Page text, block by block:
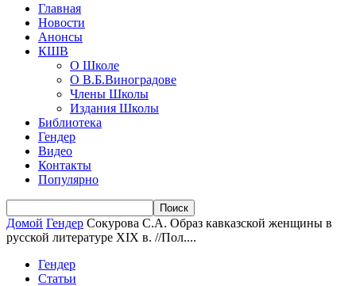
Главная
Новости
Анонсы
КШВ
О Школе
О В.Б.Виноградове
Члены Школы
Издания Школы
Библиотека
Гендер
Видео
Контакты
Популярно
Домой Гендер Сокурова С.А. Образ кавказской женщины в
русской литературе XIX в. //Пол....
Гендер
Статьи